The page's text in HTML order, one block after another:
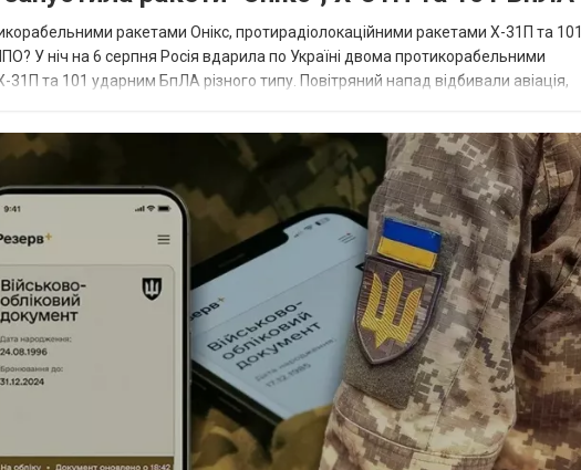
ракетами Онікс, протирадіолокаційними ракетами Х-31П та 101
У ніч на 6 серпня Росія вдарила по Україні двома протикорабельними
та 101 ударним БпЛА різного типу. Повітряний напад відбивали авіація,